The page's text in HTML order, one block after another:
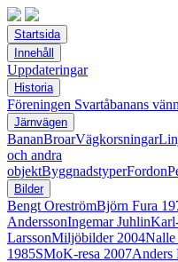
Startsida
Innehåll
Uppdateringar
Historia
Föreningen Svartåbanans
Järnvägen
BananBroarVägkorsningar
och andra
objektByggnadstyperFordon
Bilder
Bengt OreströmBjörn Fura
AnderssonIngemar Juhlin
LarssonMiljöbilder 2004
1985SMoK-resa 2007Anders